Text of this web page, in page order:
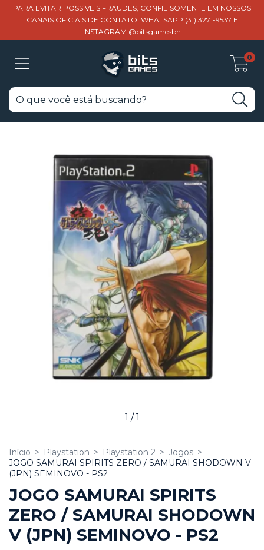
PARA EVITAR POSSÍVEIS FRAUDES, CONFIE SOMENTE EM NOSSOS
CANAIS OFICIAIS DE CONTATO: WHATSAPP (31) 3271-9537 E
INSTAGRAM @bitsgamesbh
0
1 /1
Início > Playstation > Playstation 2 > Jogos >
JOGO SAMURAI SPIRITS ZERO / SAMURAI SHODOWN V
(JPN) SEMINOVO - PS2
JOGO SAMURAI SPIRITS
ZERO / SAMURAI SHODOWN
V (JPN) SEMINOVO - PS2